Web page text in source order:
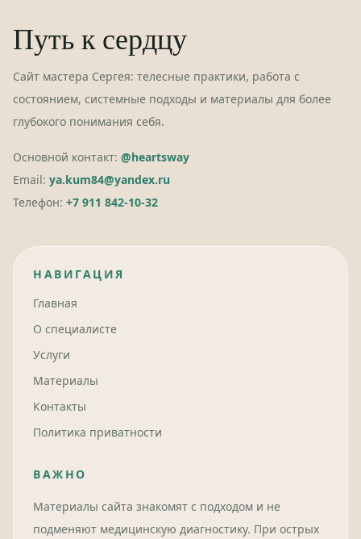
Путь к сердцу
Сайт мастера Сергея: телесные практики, работа с
состоянием, системные подходы и материалы для более
глубокого понимания себя.
Основной контакт: @heartsway
Email: ya.kum84@yandex.ru
Телефон: +7 911 842-10-32
НАВИГАЦИЯ
Главная
О специалисте
Услуги
Материалы
Контакты
Политика приватности
ВАЖНО
Материалы сайта знакомят с подходом и не
подменяют медицинскую диагностику. При острых